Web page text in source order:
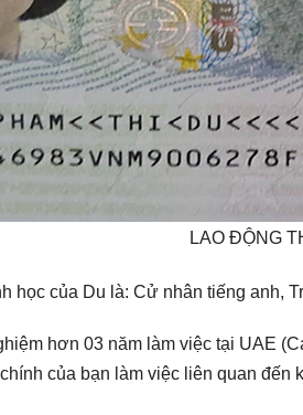
LAO ĐỘNG
học của Du là: Cử nhân tiếng anh,
hơn 03 năm làm việc tại UAE
của bạn làm việc liên quan